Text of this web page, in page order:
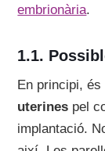
embrionària.
En principi,
uterines pel
implantació.